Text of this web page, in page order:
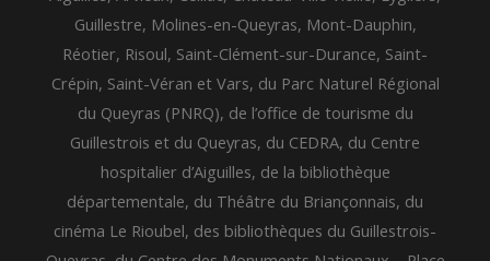
Guillestre, Molines-en-Queyras, Mont-Dauphin,
Réotier, Risoul, Saint-Clément-sur-Durance, Saint-
Crépin, Saint-Véran et Vars, du Parc Naturel Régional
du Queyras (PNRQ), de l’office de tourisme du
Guillestrois et du Queyras, du CEDRA, du Centre
hospitalier d’Aiguilles, de la bibliothèque
départementale, du Théâtre du Briançonnais, du
cinéma Le Rioubel, des bibliothèques du Guillestrois-